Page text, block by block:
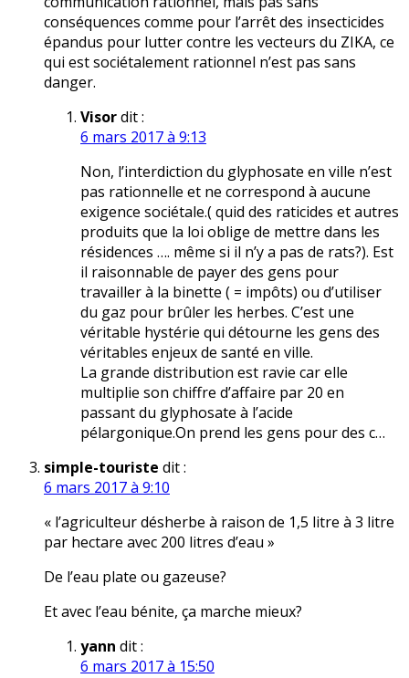
conséquences comme pour l’arrêt des insecticides
épandus pour lutter contre les vecteurs du ZIKA, ce
qui est sociétalement rationnel n’est pas sans
danger.
Visordit :
6 mars 2017 à 9:13
Non, l’interdiction du glyphosate en ville n’est
pas rationnelle et ne correspond à aucune
exigence sociétale.( quid des raticides et autres
produits que la loi oblige de mettre dans les
résidences …. même si il n’y a pas de rats?). Est
il raisonnable de payer des gens pour
travailler à la binette ( = impôts) ou d’utiliser
du gaz pour brûler les herbes. C’est une
véritable hystérie qui détourne les gens des
véritables enjeux de santé en ville.
La grande distribution est ravie car elle
multiplie son chiffre d’affaire par 20 en
passant du glyphosate à l’acide
pélargonique.On prend les gens pour des c…
simple-touriste dit :
6 mars 2017 à 9:10
« l’agriculteur désherbe à raison de 1,5 litre à 3 litre
par hectare avec 200 litres d’eau »
De l’eau plate ou gazeuse?
Et avec l’eau bénite, ça marche mieux?
yann dit :
6 mars 2017 à 15:50